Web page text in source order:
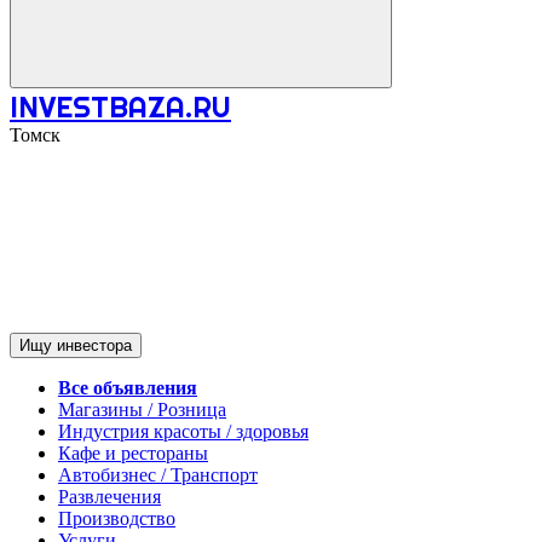
INVESTBAZA.RU
Томск
Ищу инвестора
Все объявления
Магазины / Розница
Индустрия красоты / здоровья
Кафе и рестораны
Автобизнес / Транспорт
Развлечения
Производство